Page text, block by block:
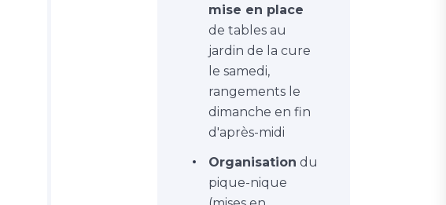
mise en place
de tables au
jardin de la cure
le samedi,
rangements le
dimanche en fin
d'après-midi
Organisation du
pique-nique